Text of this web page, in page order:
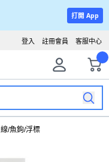
打開 App
客服中心
註冊會員
登入
線/魚鉤/浮標